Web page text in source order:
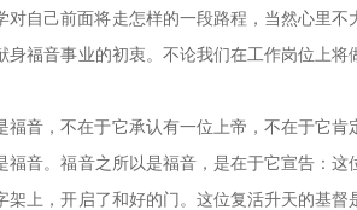
对自己前面将走怎样的一段路程，当然心里
身福音事业的初衷。不论我们在工作岗位上
福音，不在于它承认有一位上帝，不在于它
福音。福音之所以是福音，是在于它宣告：
架上，开启了和好的门。这位复活升天的基